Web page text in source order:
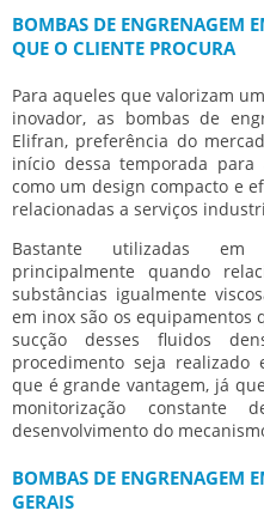
BOMBAS DE ENGRENAGEM
QUE O CLIENTE PROCURA
Para aqueles que valorizam
inovador, as bombas de
Elifran, preferência do
início dessa temporada
como um design compacto e
relacionadas a serviços
Bastante utilizadas em
principalmente quando
substâncias igualmente
em inox são os equipamentos
sucção desses fluidos
procedimento seja
que é grande vantagem, já
monitorização
desenvolvimento do
BOMBAS DE ENGRENAGEM
GERAIS